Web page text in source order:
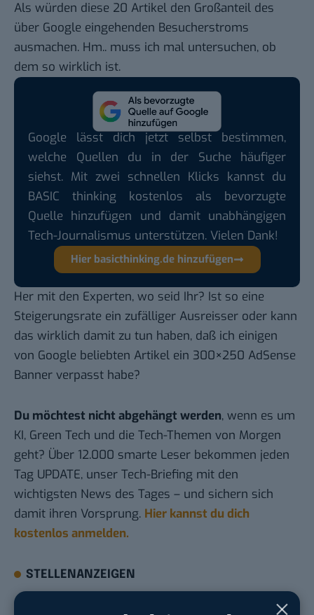
Als würden diese 20 Artikel den Großanteil des
über Google eingehenden Besucherstroms
ausmachen. Hm.. muss ich mal untersuchen, ob
dem so wirklich ist.
Google lässt dich jetzt selbst bestimmen,
welche Quellen du in der Suche häufiger
siehst. Mit zwei schnellen Klicks kannst du
BASIC thinking kostenlos als bevorzugte
Quelle hinzufügen und damit unabhängigen
Tech-Journalismus unterstützen. Vielen Dank!
Hier basicthinking.de hinzufügen
Her mit den Experten, wo seid Ihr? Ist so eine
Steigerungsrate ein zufälliger Ausreisser oder kann
das wirklich damit zu tun haben, daß ich einigen
von Google beliebten Artikel ein 300×250 AdSense
Banner verpasst habe?
Du möchtest nicht abgehängt werden, wenn es um
KI, Green Tech und die Tech-Themen von Morgen
geht? Über 12.000 smarte Leser bekommen jeden
Tag UPDATE, unser Tech-Briefing mit den
wichtigsten News des Tages – und sichern sich
damit ihren Vorsprung. Hier kannst du dich
kostenlos anmelden.
STELLENANZEIGEN